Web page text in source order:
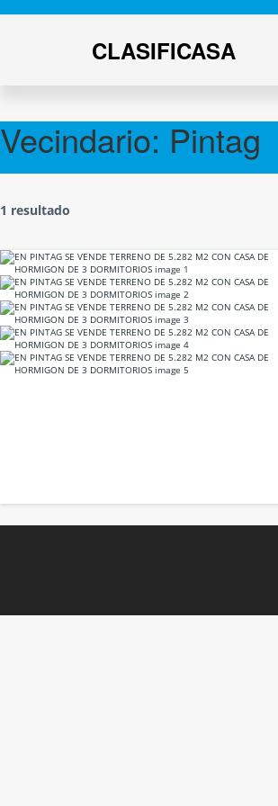
CLASIFICASA
Vecindario: Pintag
1 resultado